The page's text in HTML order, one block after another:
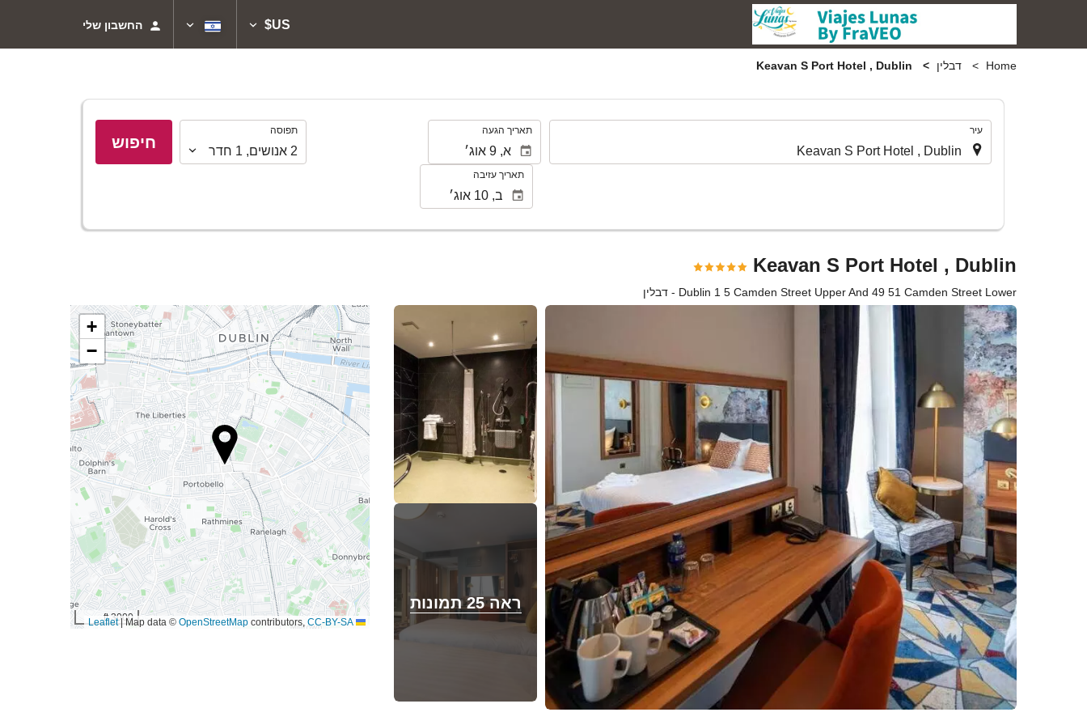
US$ החשבון שלי
Home דבלין
עיר תאריך הגעה
תאריך עזיבה
תפוסה
תפוסה
2 אנושים,
1 חדר חיפוש
Keavan S Port Hotel , Dublin
Dublin 1 5 Camden Street Upper And 49 51 Camden Street Lower - דבלין
ראה 25 תמונות
+
−
3000 ft
|Map data © OpenStreetMap contributors, CC-BY-SA